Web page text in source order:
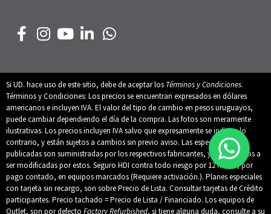
Si UD. hace uso de este sitio, debe de aceptar los Términos y Condiciones.
Términos y Condiciones: Los precios se encuentran expresados en dólares
americanos e incluyen IVA. El valor del tipo de cambio en pesos uruguayos,
puede cambiar dependiendo el día de la compra. Las fotos son meramente
ilustrativas. Los precios incluyen IVA salvo que expresamente se indique lo
contrario, y están sujetos a cambios sin previo aviso. Las especificaciones
publicadas son suministradas por los respectivos fabricantes, y están sujetas a
ser modificadas por estos. Seguro HDI contra todo riesgo por 12 meses, por
pago contado, en equipos marcados (Requiere activación.). Planes especiales
con tarjeta sin recargo, son sobre Precio de Lista. Consultar tarjetas de Crédito
participantes. Precio tachado = Precio de Lista / Financiado. Los equipos de
Outlet, son por defecto Factory Refurbished, si tiene alguna duda, consulte a su